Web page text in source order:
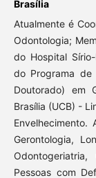
Brasília
Atualmente é
Odontologia;
do Hospital
do Programa de
Doutorado) em
Brasília (UCB) -
Envelhecimento.
Gerontologia,
Pessoas com